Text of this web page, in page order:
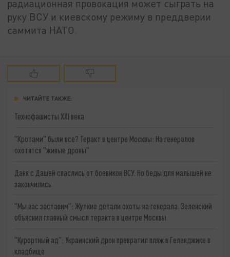
радиационная провокация может сыграть на
руку ВСУ и киевскому режиму в преддверии
саммита НАТО.
ЧИТАЙТЕ ТАКЖЕ:
Технофашисты XXI века
"Кротами" были все? Теракт в центре Москвы: На генералов
охотятся "живые дроны"
Даня с Дашей спаслись от боевиков ВСУ. Но беды для малышей не
закончились
"Мы вас заставим": Жуткие детали охоты на генерала. Зеленский
объяснил главный смысл теракта в центре Москвы
"Курортный ад": Украинский дрон превратил пляж в Геленджике в
кладбище